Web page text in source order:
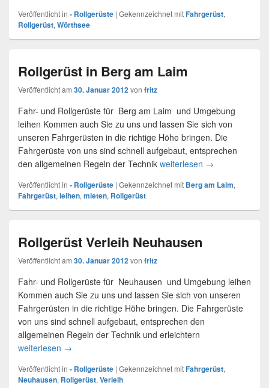
Veröffentlicht in - Rollgerüste | Gekennzeichnet mitFahrgerüst,
Rollgerüst, Wörthsee
Rollgerüst in Berg am Laim
Veröffentlicht am 30. Januar 2012von fritz
Fahr- und Rollgerüste für Berg am Laim und Umgebung
leihen Kommen auch Sie zu uns und lassen Sie sich von
unseren Fahrgerüsten in die richtige Höhe bringen. Die
Fahrgerüste von uns sind schnell aufgebaut, entsprechen
den allgemeinen Regeln der Technik weiterlesen Rollgerüst in
→
Veröffentlicht in - Rollgerüste | Gekennzeichnet mit Berg am Laim,
Fahrgerüst, leihen, mieten, Rollgerüst
Rollgerüst Verleih Neuhausen
Veröffentlicht am 30. Januar 2012von fritz
Fahr- und Rollgerüste für Neuhausen und Umgebung leihen
Kommen auch Sie zu uns und lassen Sie sich von unseren
Fahrgerüsten in die richtige Höhe bringen. Die Fahrgerüste
von uns sind schnell aufgebaut, entsprechen den
allgemeinen Regeln der Technik und erleichtern
weiterlesen Rollgerüst Verleih Neuhausen
→
Veröffentlicht in - Rollgerüste | Gekennzeichnet mitFahrgerüst,
Neuhausen, Rollgerüst, Verleih